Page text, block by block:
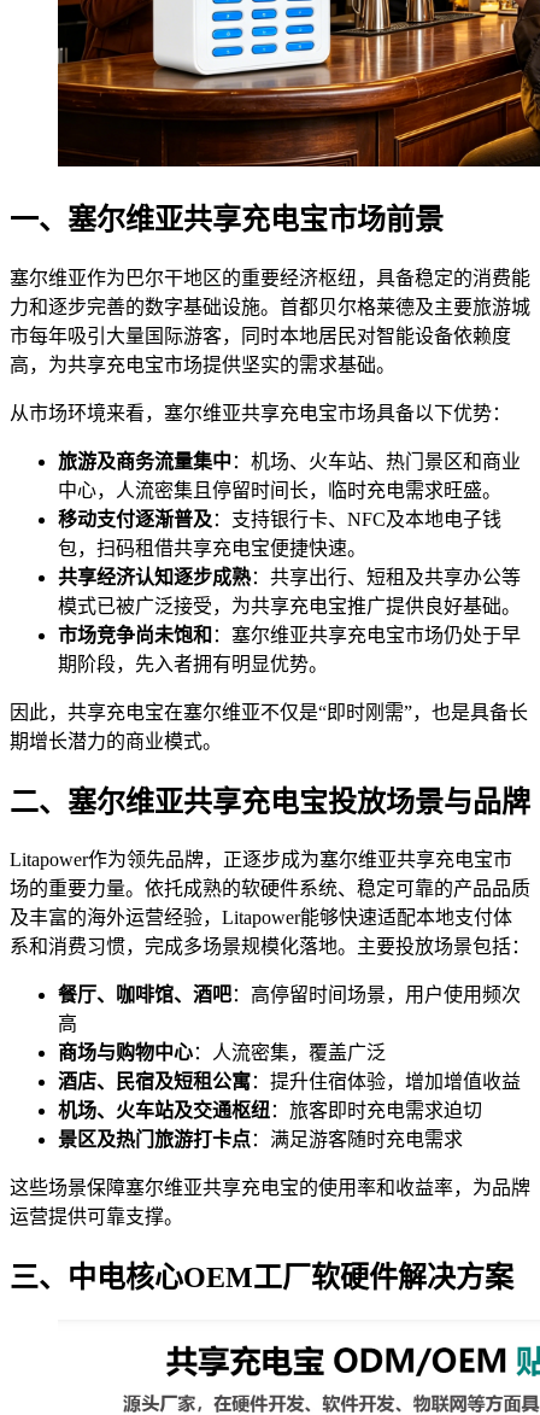
一、塞尔维亚共享充电宝市场前景
塞尔维亚作为巴尔干地区的重要经济枢纽，具备稳定的消费能
力和逐步完善的数字基础设施。首都贝尔格莱德及主要旅游城
市每年吸引大量国际游客，同时本地居民对智能设备依赖度
高，为共享充电宝市场提供坚实的需求基础。
从市场环境来看，塞尔维亚共享充电宝市场具备以下优势：
旅游及商务流量集中 ：机场、火车站、热门景区和商业
中心，人流密集且停留时间长，临时充电需求旺盛。
移动支付逐渐普及 ：支持银行卡、NFC及本地电子钱
包，扫码租借共享充电宝便捷快速。
共享经济认知逐步成熟：共享出行、短租及共享办公等
模式已被广泛接受，为共享充电宝推广提供良好基础。
市场竞争尚未饱和 ：塞尔维亚共享充电宝市场仍处于早
期阶段，先入者拥有明显优势。
因此，共享充电宝在塞尔维亚不仅是“即时刚需”，也是具备长
期增长潜力的商业模式。
二、塞尔维亚共享充电宝投放场景与品牌
Litapower作为领先品牌，正逐步成为塞尔维亚共享充电宝市
场的重要力量。依托成熟的软硬件系统、稳定可靠的产品品质
及丰富的海外运营经验，Litapower能够快速适配本地支付体
系和消费习惯，完成多场景规模化落地。主要投放场景包括：
餐厅、咖啡馆、酒吧：高停留时间场景，用户使用频次
高
商场与购物中心：人流密集，覆盖广泛
酒店、民宿及短租公寓：提升住宿体验，增加增值收益
机场、火车站及交通枢纽：旅客即时充电需求迫切
景区及热门旅游打卡点：满足游客随时充电需求
这些场景保障塞尔维亚共享充电宝的使用率和收益率，为品牌
运营提供可靠支撑。
三、中电核心OEM工厂软硬件解决方案